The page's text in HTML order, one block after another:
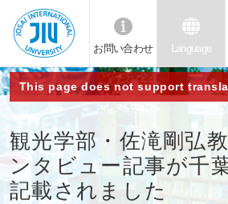
JIU 城西国
際大学
お問い合わせ Language
This page does not support
観光学部・佐滝剛弘
ンタビュー記事が千
記載されました